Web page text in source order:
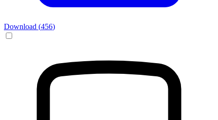
Download (456)